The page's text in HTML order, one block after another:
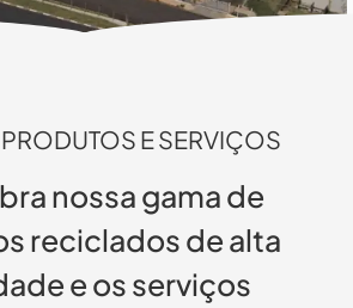
E SERVIÇOS
nossa gama de
reciclados de alta
e os serviços